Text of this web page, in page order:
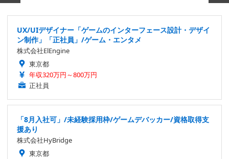
UX/UIデザイナー「ゲームのインターフェース設計・デザイ
ン制作」「正社員」/ゲーム・エンタメ
株式会社ElEngine
東京都
年収320万円～800万円
正社員
「8月入社可」/未経験採用枠/ゲームデバッカー/資格取得支
援あり
株式会社HyBridge
東京都